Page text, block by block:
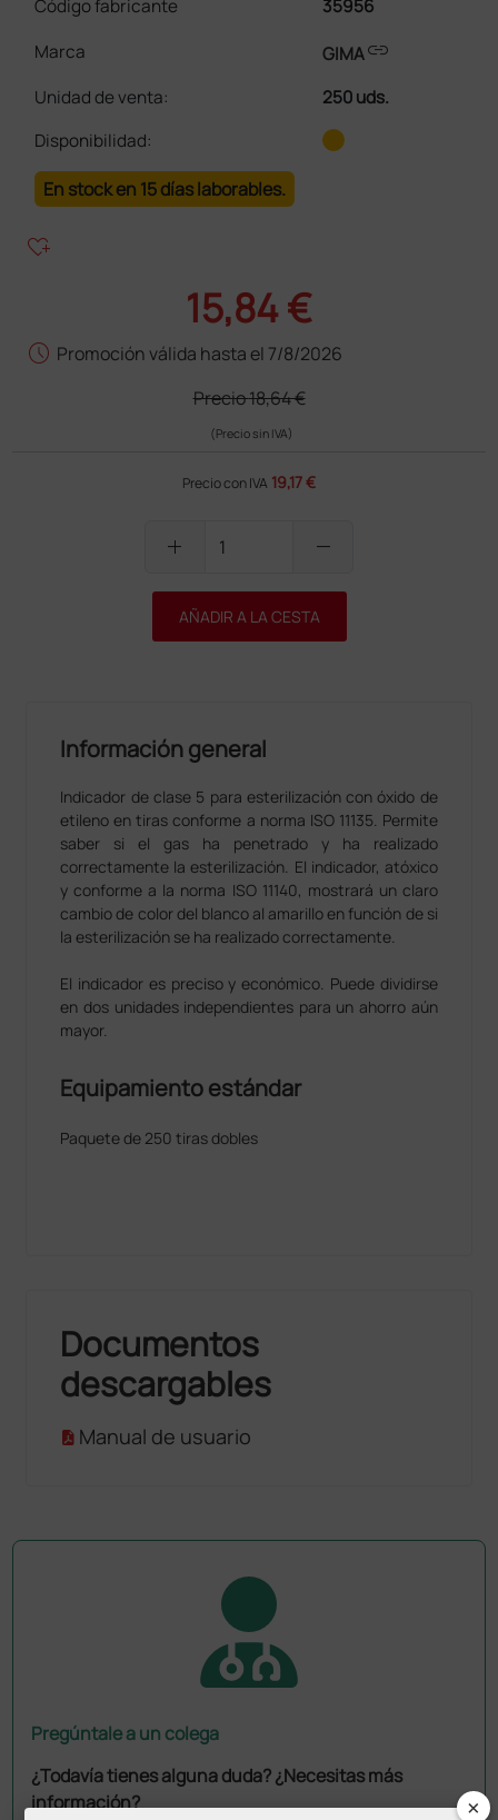
Código fabricante
35956
Marca
GIMAlink
Unidad de venta:
250 uds.
Disponibilidad:
En stock en 15 días laborables.
heart_plus
15,84 €
schedule Promoción válida hasta el 7/8/2026
Precio18,64 €
(Precio sin IVA)
Precio con IVA 19,17 €
add remove
AÑADIR A LA CESTA
Información general
Indicador de clase 5 para esterilización con óxido de
etileno en tiras conforme a norma ISO 11135. Permite
saber si el gas ha penetrado y ha realizado
correctamente la esterilización. El indicador, atóxico
y conforme a la norma ISO 11140, mostrará un claro
cambio de color del blanco al amarillo en función de si
la esterilización se ha realizado correctamente.
El indicador es preciso y económico. Puede dividirse
en dos unidades independientes para un ahorro aún
mayor.
Equipamiento estándar
Paquete de 250 tiras dobles
Documentos
descargables
Manual de usuario
Pregúntale a un colega
¿Todavía tienes alguna duda? ¿Necesitas más
información?
×